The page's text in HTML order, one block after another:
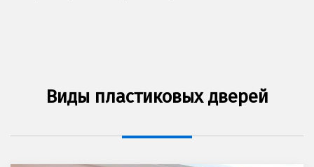
Виды пластиковых дверей